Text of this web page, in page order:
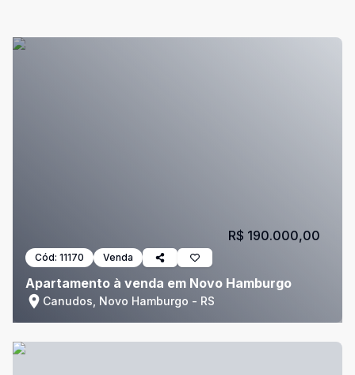
Cód: 11170 Venda
Apartamento à venda em Novo Hamburgo
Canudos, Novo Hamburgo - RS
R$ 190.000,00